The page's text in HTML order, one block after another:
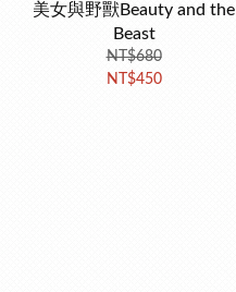
美女與野獸Beauty and the
Beast
NT$680
NT$450